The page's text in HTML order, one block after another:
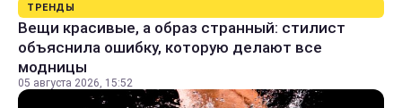
ТРЕНДЫ
Вещи красивые, а образ странный: стилист
объяснила ошибку, которую делают все
модницы
05 августа 2026, 15:52